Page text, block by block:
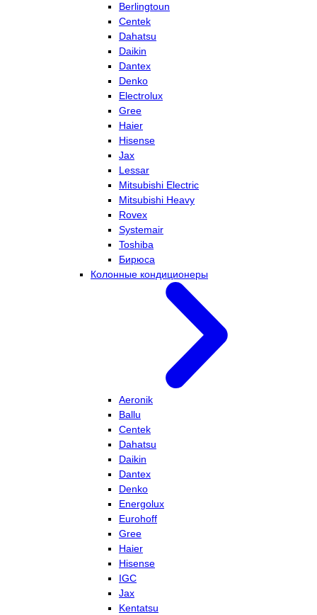
Berlingtoun
Centek
Dahatsu
Daikin
Dantex
Denko
Electrolux
Gree
Haier
Hisense
Jax
Lessar
Mitsubishi Electric
Mitsubishi Heavy
Rovex
Systemair
Toshiba
Бирюса
Колонные кондиционеры
Aeronik
Ballu
Centek
Dahatsu
Daikin
Dantex
Denko
Energolux
Eurohoff
Gree
Haier
Hisense
IGC
Jax
Kentatsu